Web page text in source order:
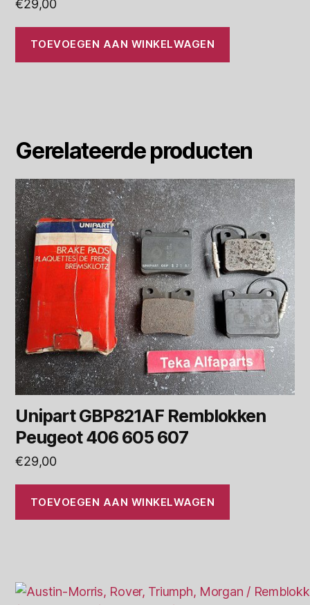
€29,00
TOEVOEGEN AAN WINKELWAGEN
Gerelateerde producten
Unipart GBP821AF Remblokken
Peugeot 406 605 607
€29,00
TOEVOEGEN AAN WINKELWAGEN